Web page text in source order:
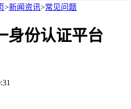
>新闻资讯>常见问题
身份认证平台